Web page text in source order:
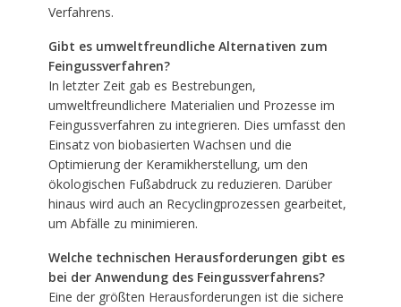
Verfahrens.
Gibt es umweltfreundliche Alternativen zum
Feingussverfahren?
In letzter Zeit gab es Bestrebungen,
umweltfreundlichere Materialien und Prozesse im
Feingussverfahren zu integrieren. Dies umfasst den
Einsatz von biobasierten Wachsen und die
Optimierung der Keramikherstellung, um den
ökologischen Fußabdruck zu reduzieren. Darüber
hinaus wird auch an Recyclingprozessen gearbeitet,
um Abfälle zu minimieren.
Welche technischen Herausforderungen gibt es
bei der Anwendung des Feingussverfahrens?
Eine der größten Herausforderungen ist die sichere